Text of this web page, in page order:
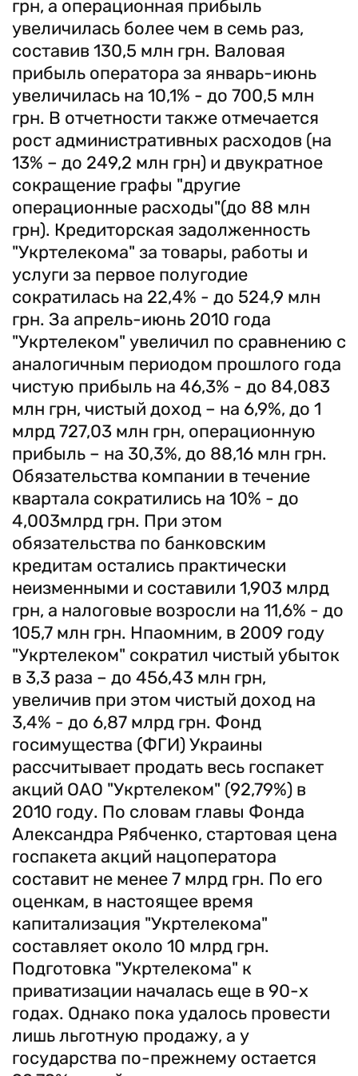
грн, а операционная прибыль
увеличилась более чем в семь раз,
составив 130,5 млн грн. Валовая
прибыль оператора за январь-июнь
увеличилась на 10,1% - до 700,5 млн
грн. В отчетности также отмечается
рост административных расходов (на
13% – до 249,2 млн грн) и двукратное
сокращение графы "другие
операционные расходы"(до 88 млн
грн). Кредиторская задолженность
"Укртелекома" за товары, работы и
услуги за первое полугодие
сократилась на 22,4% - до 524,9 млн
грн. За апрель-июнь 2010 года
"Укртелеком" увеличил по сравнению с
аналогичным периодом прошлого года
чистую прибыль на 46,3% - до 84,083
млн грн, чистый доход – на 6,9%, до 1
млрд 727,03 млн грн, операционную
прибыль – на 30,3%, до 88,16 млн грн.
Обязательства компании в течение
квартала сократились на 10% - до
4,003млрд грн. При этом
обязательства по банковским
кредитам остались практически
неизменными и составили 1,903 млрд
грн, а налоговые возросли на 11,6% - до
105,7 млн грн. Нпаомним, в 2009 году
"Укртелеком" сократил чистый убыток
в 3,3 раза – до 456,43 млн грн,
увеличив при этом чистый доход на
3,4% - до 6,87 млрд грн. Фонд
госимущества (ФГИ) Украины
рассчитывает продать весь госпакет
акций ОАО "Укртелеком" (92,79%) в
2010 году. По словам главы Фонда
Александра Рябченко, стартовая цена
госпакета акций нацоператора
составит не менее 7 млрд грн. По его
оценкам, в настоящее время
капитализация "Укртелекома"
составляет около 10 млрд грн.
Подготовка "Укртелекома" к
приватизации началась еще в 90-х
годах. Однако пока удалось провести
лишь льготную продажу, а у
государства по-прежнему остается